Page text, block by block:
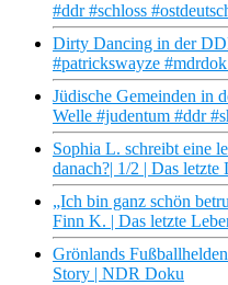
#ddr #schloss
Dirty Dancing in der
#patrickswayze
Jüdische Gemeinden in
Welle #judentum #ddr
Sophia L. schreibt eine
danach?| 1/2 | Das letzte
„Ich bin ganz schön
Finn K. | Das letzte
Grönlands
Story | NDR Doku